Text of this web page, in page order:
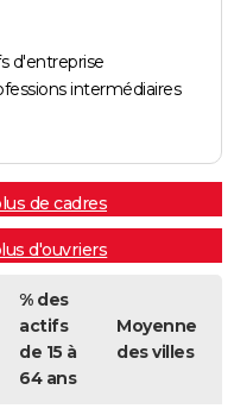
d'entreprise
intermédiaires
de cadres
d'ouvriers
% des
actifs
de 15 à
64 ans
Moyenne
des villes